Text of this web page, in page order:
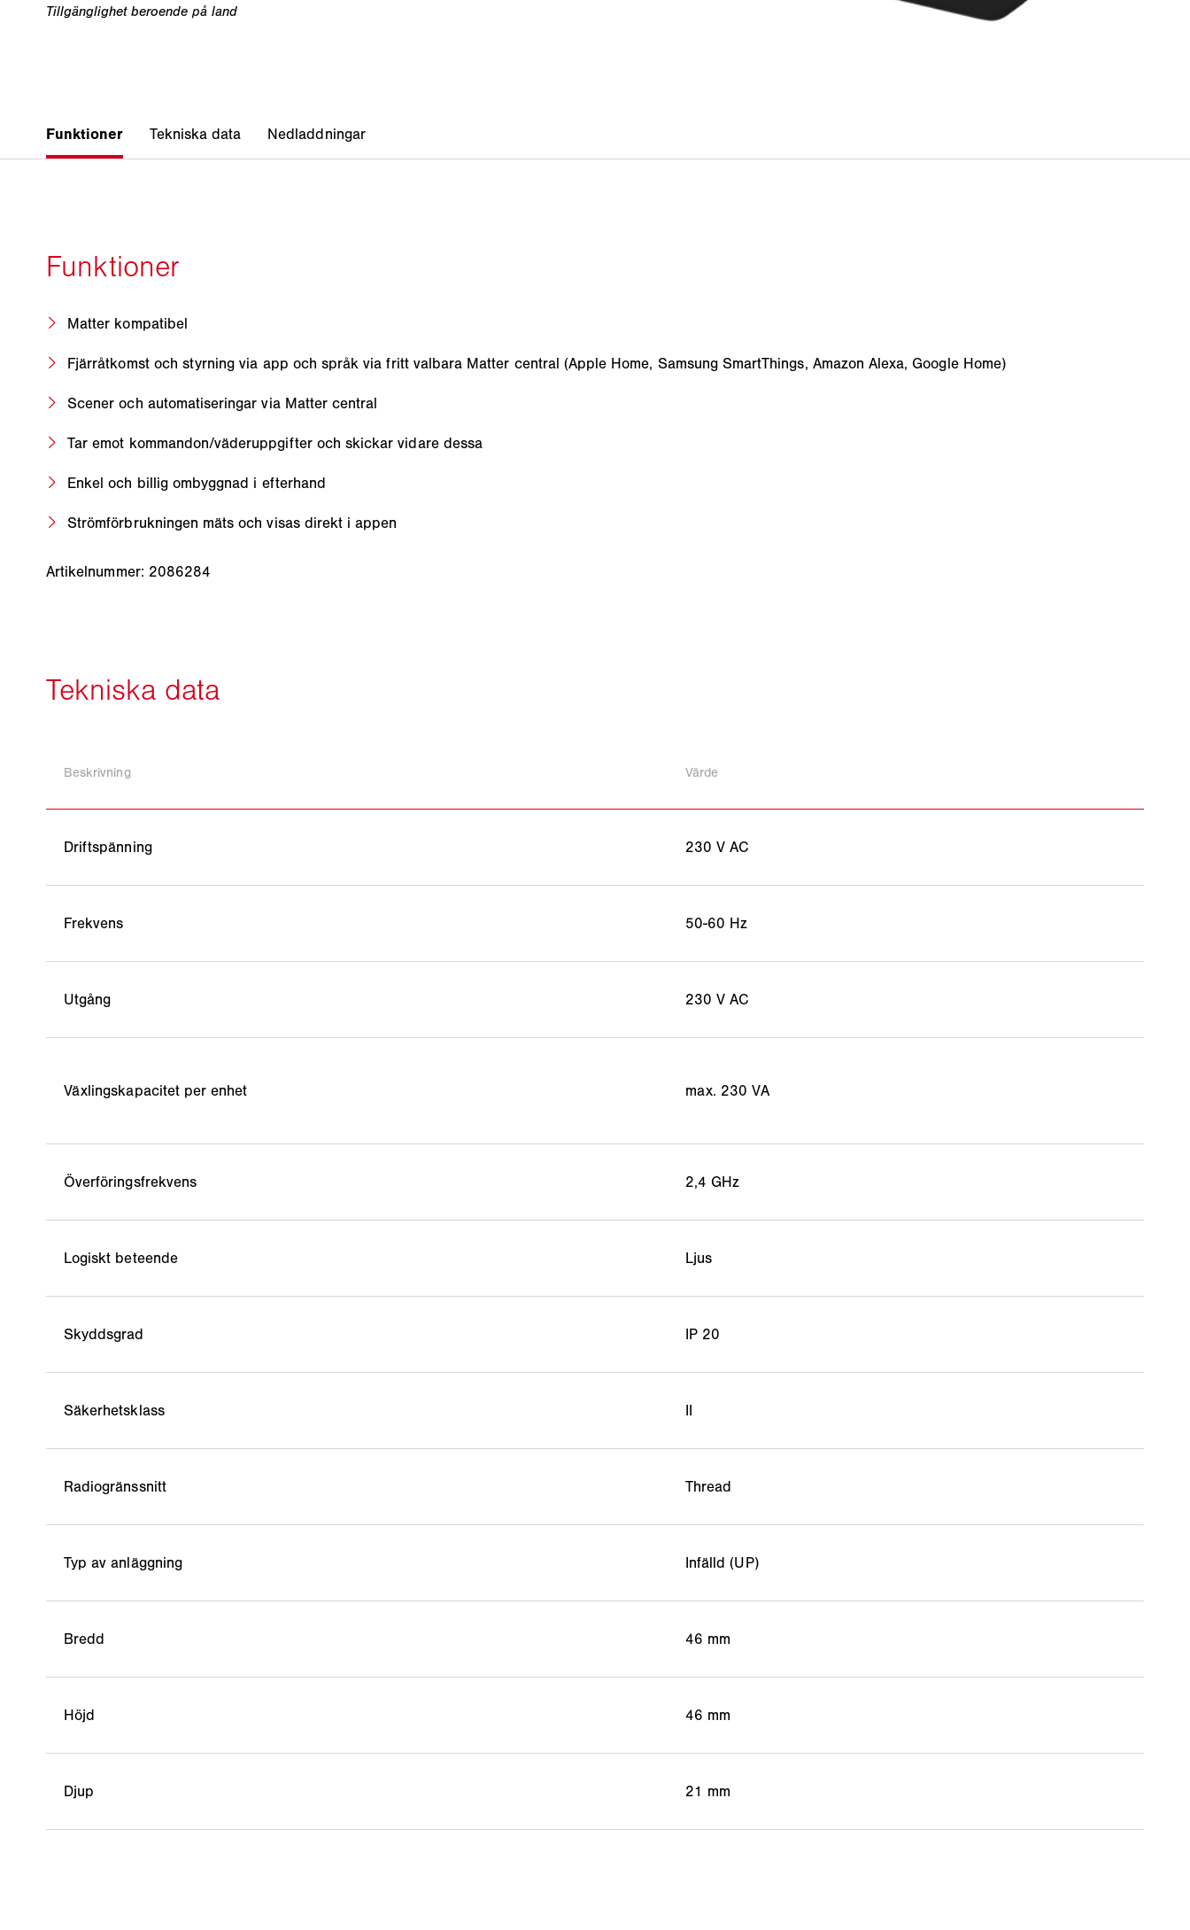
Matter kompatibel
Fjärråtkomst och styrning via app och språk via fritt valbara Matter central (Apple Home, Samsung SmartThings, Amazon Alexa, Google Home)
Scener och automatiseringar via Matter central
Tar emot kommandon/väderuppgifter och skickar vidare dessa
Enkel och billig ombyggnad i efterhand
Strömförbrukningen mäts och visas direkt i appen
Artikelnummer: 2086284
Beskrivning Värde
Driftspänning 230 V AC
Frekvens 50-60 Hz
Utgång 230 V AC
Växlingskapacitet per enhet max. 230 VA
Överföringsfrekvens 2,4 GHz
Logiskt beteende Ljus
Skyddsgrad IP 20
Säkerhetsklass II
Radiogränssnitt Thread
Typ av anläggning Infälld (UP)
Bredd 46 mm
Höjd 46 mm
Djup 21 mm